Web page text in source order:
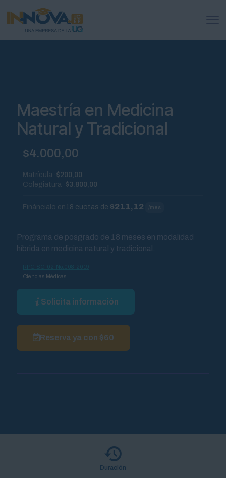
Maestría en Medicina
Natural y Tradicional
$4.000,00
Matrícula $200,00
Colegiatura $3.800,00
Fináncialo en18 cuotas de $211,12 /mes
Programa de posgrado de 18 meses en modalidad
híbrida en medicina natural y tradicional.
Ciencias Médicas
Solicita información
Reserva ya con $60
Duración